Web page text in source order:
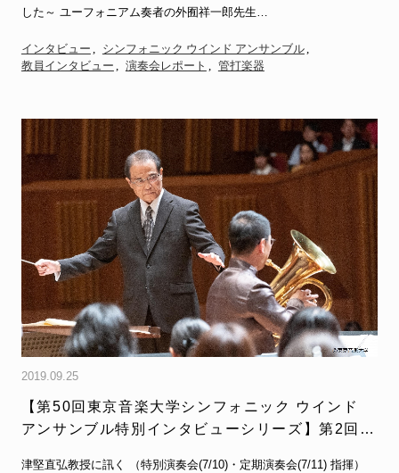
した～ ユーフォニアム奏者の外囿祥一郎先生…
インタビュー
シンフォニック ウインド アンサンブル
教員インタビュー
演奏会レポート 管打楽器
2019.09.25
【第50回東京音楽大学シンフォニック ウインド
アンサンブル特別インタビューシリーズ】第2回
津堅直弘教授に訊く （特別演奏会(7/10)・定期演奏会(7/11) 指揮）